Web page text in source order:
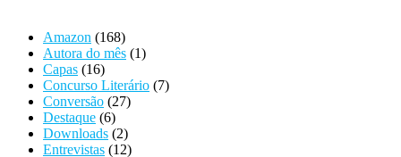
Amazon (168)
Autora do mês (1)
Capas (16)
Concurso Literário (7)
Conversão (27)
Destaque (6)
Downloads (2)
Entrevistas (12)